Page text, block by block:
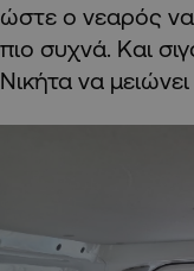
ώστε ο νεαρός να
πιο συχνά. Και
Νικήτα να